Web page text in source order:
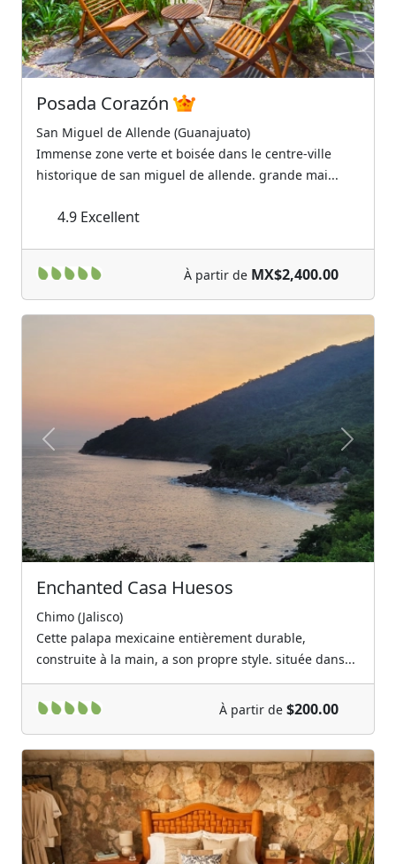
Posada Corazón
San Miguel de Allende (Guanajuato)
Immense zone verte et boisée dans le centre-ville
historique de san miguel de allende. grande mai...
4.9 Excellent
À partir de MX$2,400.00
Previous Next
Enchanted Casa Huesos
Chimo (Jalisco)
Cette palapa mexicaine entièrement durable,
construite à la main, a son propre style. située dans...
À partir de $200.00